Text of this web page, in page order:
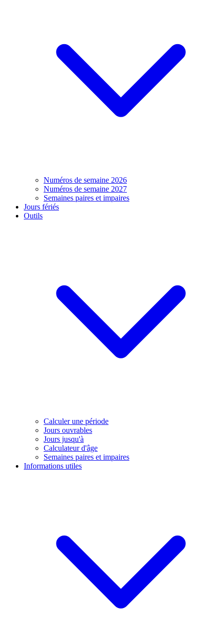
Numéros de semaine 2026
Numéros de semaine 2027
Semaines paires et impaires
Jours fériés
Outils
Calculer une période
Jours ouvrables
Jours jusqu'à
Calculateur d'âge
Semaines paires et impaires
Informations utiles